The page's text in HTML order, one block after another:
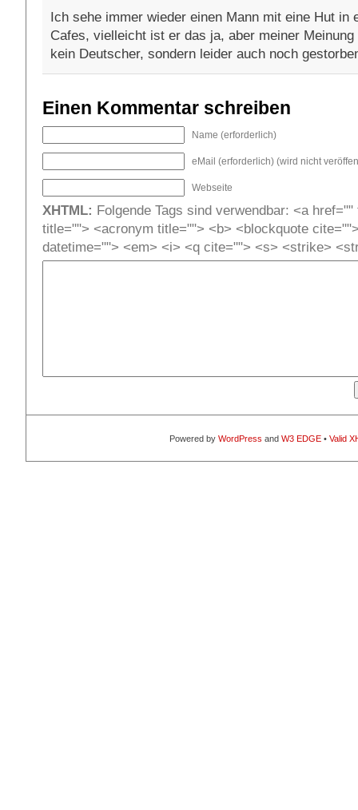
Ich sehe immer wieder einen Mann mit eine Hut in
Cafes, vielleicht ist er das ja, aber meiner
kein Deutscher, sondern leider auch noch
Einen Kommentar schreiben
Name (erforderlich)
eMail (erforderlich) (wird nicht
Webseite
XHTML: Folgende Tags sind verwendbar: <a
title=""> <acronym title=""> <b> <blockquote
datetime=""> <em> <i> <q cite=""> <s> <strike>
Powered by WordPress and W3 EDGE• Valid